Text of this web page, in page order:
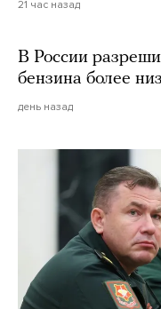
21 час назад
В России
бензина более
день назад